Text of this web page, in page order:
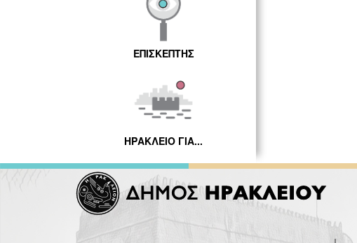
ΕΠΙΣΚΕΠΤΗΣ
ΗΡΑΚΛΕΙΟ ΓΙΑ...